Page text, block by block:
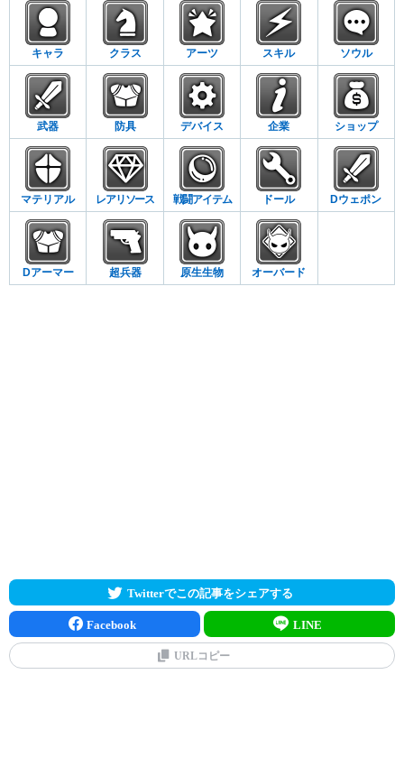
キャラ クラス アーツ スキル ソウル
武器 防具 デバイス 企業 ショップ
マテリアル レアリソース 戦闘アイテム ドール Dウェポン
Dアーマー 超兵器 原生生物 オーバード
Twitterでこの記事をシェアする
Facebook LINE
URLコピー